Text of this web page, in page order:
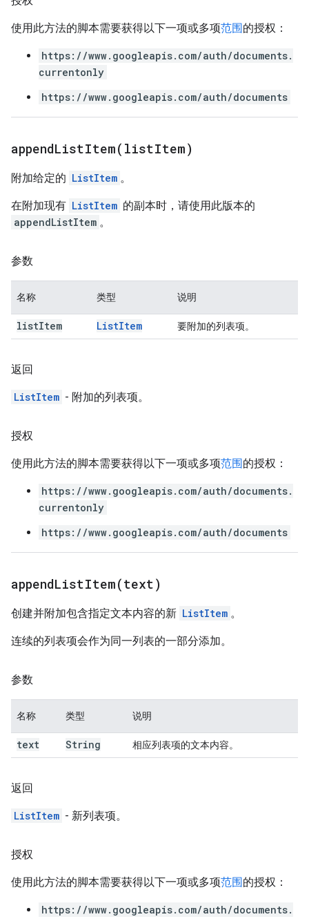
使用此方法的脚本需要获得以下一项或多项范围的授权：
https://www.googleapis.com/auth/documents.
currentonly
https://www.googleapis.com/auth/documents
appendListItem( listItem)
附加给定的 ListItem 。
在附加现有 ListItem 的副本时，请使用此版本的
appendListItem 。
参数
名称 类型 说明
listItem ListItem 要附加的列表项。
返回
ListItem - 附加的列表项。
授权
使用此方法的脚本需要获得以下一项或多项范围的授权：
https://www.googleapis.com/auth/documents.
currentonly
https://www.googleapis.com/auth/documents
appendListItem(text)
创建并附加包含指定文本内容的新 ListItem 。
连续的列表项会作为同一列表的一部分添加。
参数
名称 类型 说明
text String 相应列表项的文本内容。
返回
ListItem - 新列表项。
授权
使用此方法的脚本需要获得以下一项或多项范围的授权：
https://www.googleapis.com/auth/documents.